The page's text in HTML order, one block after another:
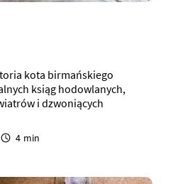
kota birmańskiego
ksiąg hodowlanych,
i dzwoniących
4 min